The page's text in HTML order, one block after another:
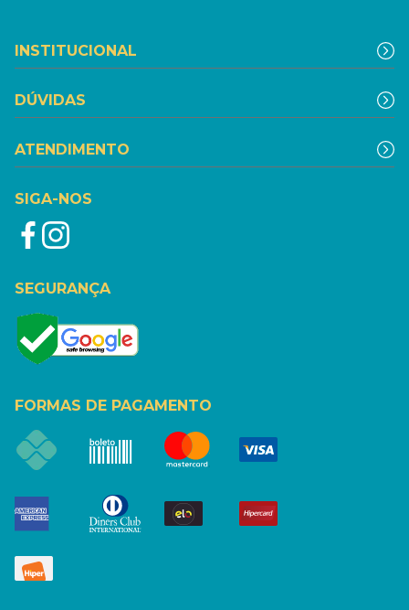
INSTITUCIONAL
DÚVIDAS
ATENDIMENTO
SIGA-NOS
SEGURANÇA
FORMAS DE PAGAMENTO